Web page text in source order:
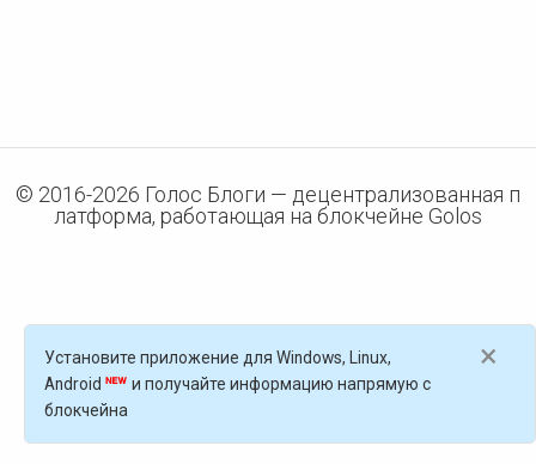
© 2016-2026 Голос Блоги — децентрализованная п
латформа, работающая на блокчейне Golos
×
Установите приложение для Windows, Linux,
Android
и получайте информацию напрямую с
блокчейна